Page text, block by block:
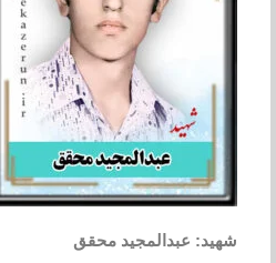
شهید: عبدالمجید محقق